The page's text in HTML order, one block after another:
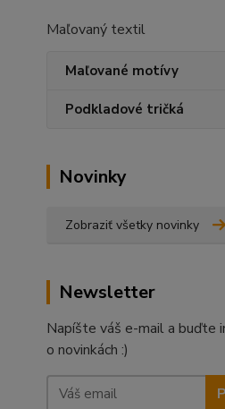
Maľovaný textil
Maľované motívy
Podkladové tričká
Novinky
Zobraziť všetky novinky
Newsletter
Napíšte váš e-mail a buďte
o novinkách :)